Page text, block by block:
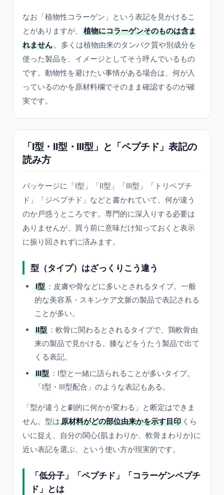
なお「植物性コラーゲン」という表記を見かけるこ
とがありますが、
植物にコラーゲンそのものは含ま
れません。多くは植物由来のタンパク質や別成分を
使った製品を、イメージとしてそう呼んでいるもの
です。動物性を避けたい事情がある場合は、何が入
っているのかを原材料欄でそのまま確認するのが確
実です。
「I型・II型・III型」と「ペプチド」表記の
読み方
パッケージに「I型」「II型」「III型」「トリペプチ
ド」「ジペプチド」などと書かれていて、何が違う
のか戸惑うところです。専門的に深入りする必要は
ありませんが、買う前に意味だけ知っておくと表示
に振り回されずに済みます。
型（タイプ）はざっくりこう違う
I型 ：皮膚や骨などに多いとされるタイプ。一般
的な美容系・スキンケア文脈の製品で表記される
ことが多い。
II型 ：軟骨に関わるとされるタイプで、鶏軟骨由
来の製品で見かける。膝などをうたう製品で出て
くる表記。
III型 ：I型と一緒に語られることが多いタイプ。
「I型・III型配合」のような表記もある。
「型が違うと劇的に何かが変わる」と断定はできま
せん。型は原材料がどの部位由来かを示す目印 くら
いに捉え、自分の関心(肌まわりか、軟骨まわりか)に
近い表記を選ぶ、という使い方が現実的です。
「低分子」「ペプチド」「コラーゲンペプチ
ド」とは